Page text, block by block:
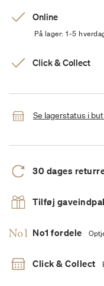
Online
På lager: 1-5
Click & Collect
Se lagerstatus i
30 dages
Tilføj
No1 fordele
Click & Collect